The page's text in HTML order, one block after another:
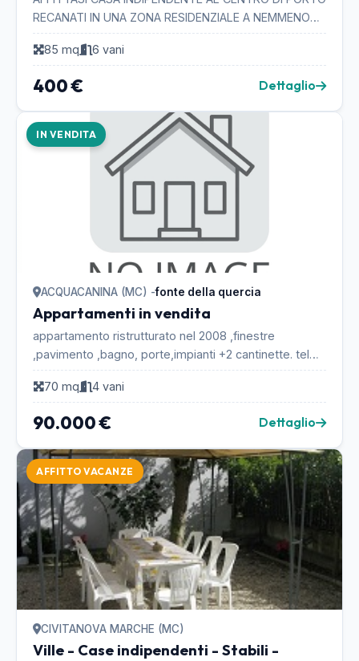
RECANATI IN UNA ZONA RESIDENZIALE A NEMMENO
30 MT DAL MARE PER IL PERIODO LUGLIO - AGOSTO
SETTEMBRE L'A...
85 mq 6 vani
400 € Dettaglio
IN VENDITA
ACQUACANINA (MC) -fonte della quercia
Appartamenti in vendita
appartamento ristrutturato nel 2008 ,finestre
,pavimento ,bagno, porte,impianti +2 cantinette. tel
3351037745...
70 mq
4 vani
90.000 € Dettaglio
AFFITTO VACANZE
CIVITANOVA MARCHE (MC)
Ville - Case indipendenti - Stabili -